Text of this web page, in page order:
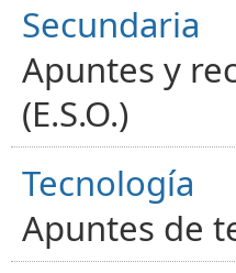
Secundaria
Apuntes y
(E.S.O.)
Tecnología
Apuntes de